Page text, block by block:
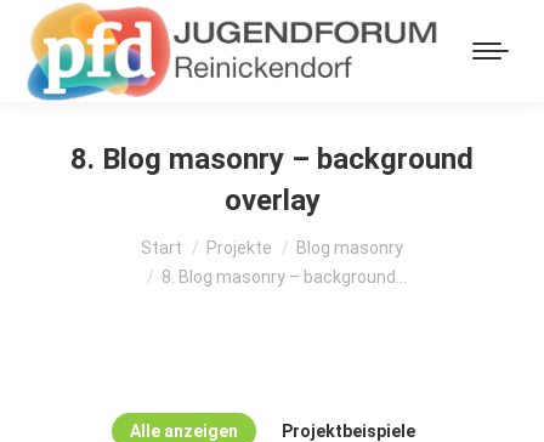
8. Blog masonry – background
overlay
Sie befinden sich hier:
Start Projekte
Blog masonry
8. Blog masonry – background…
Alle anzeigen
Projektbeispiele